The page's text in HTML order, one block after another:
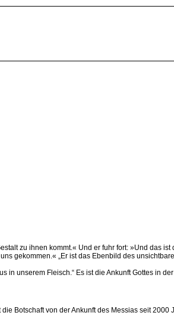
zu ihnen kommt.« Und er fuhr fort: »Und das
gekommen.« „Er ist das Ebenbild des
unserem Fleisch.“ Es ist die Ankunft Gottes in
Botschaft von der Ankunft des Messias seit